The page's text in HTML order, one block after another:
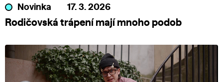
Novinka 17. 3. 2026
Rodičovská trápení mají mnoho podob